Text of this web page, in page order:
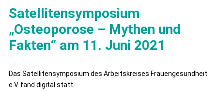
Satellitensymposium
„Osteoporose – Mythen und
Fakten“ am 11. Juni 2021
Das Satellitensymposium des Arbeitskreises Frauengesundheit
e.V. fand digital statt.